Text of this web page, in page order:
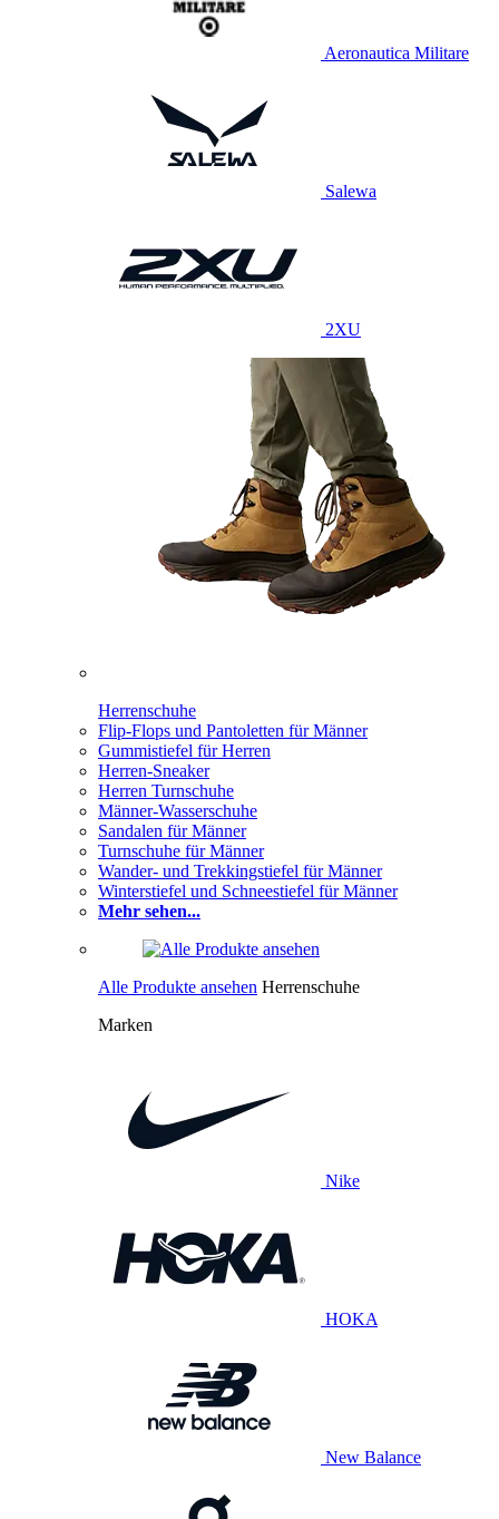
Aeronautica Militare
Salewa
2XU
Herrenschuhe
Flip-Flops und Pantoletten für Männer
Gummistiefel für Herren
Herren-Sneaker
Herren Turnschuhe
Männer-Wasserschuhe
Sandalen für Männer
Turnschuhe für Männer
Wander- und Trekkingstiefel für Männer
Winterstiefel und Schneestiefel für Männer
Mehr sehen...
Alle Produkte ansehen Herrenschuhe
Marken
Nike
HOKA
New Balance